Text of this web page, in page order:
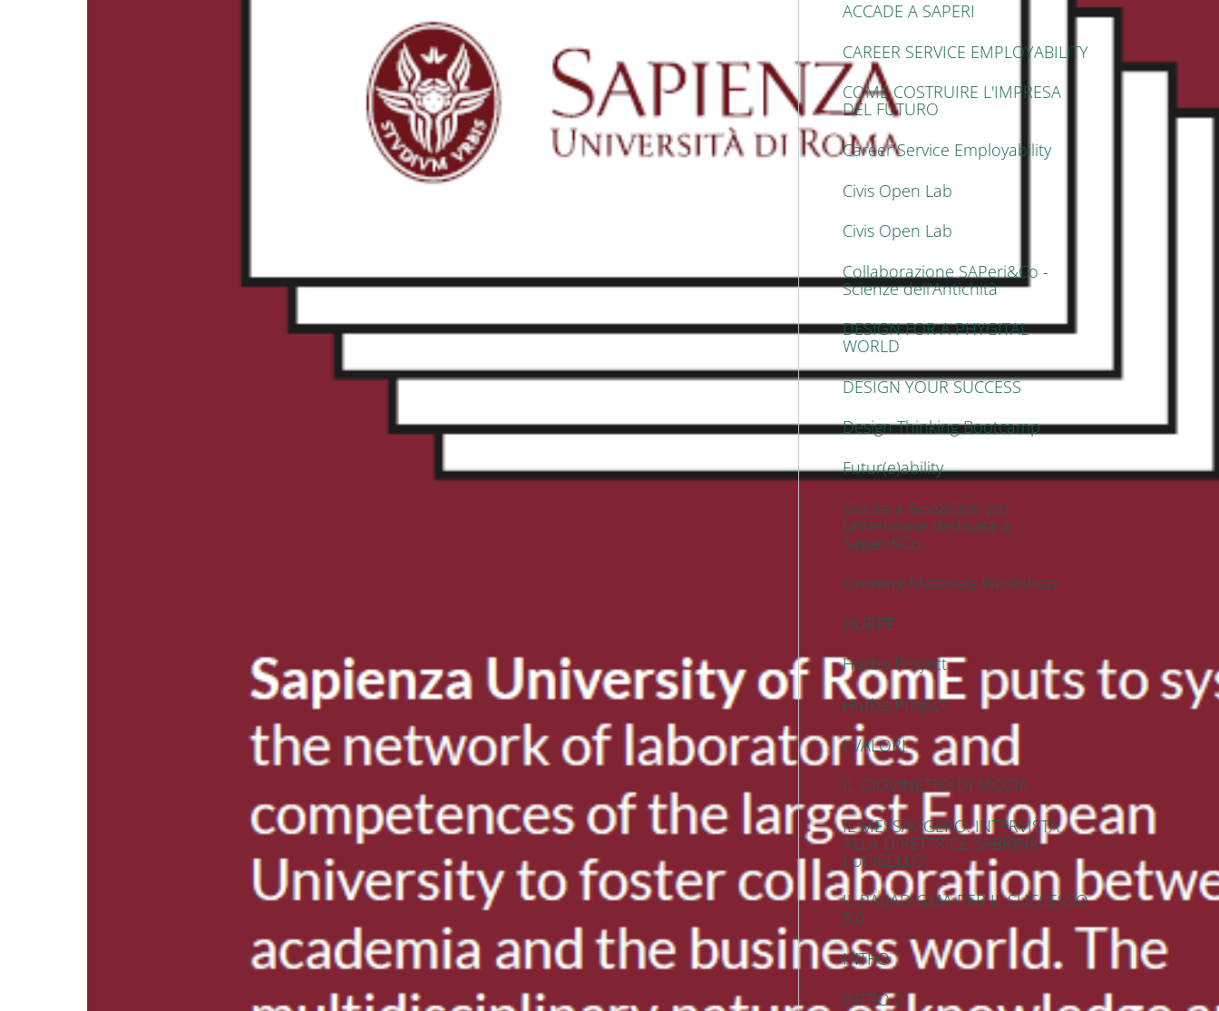
ACCADE A SAPERI
CAREER SERVICE EMPLOYABILITY
COME COSTRUIRE L'IMPRESA
DEL FUTURO
Career Service Employability
Civis Open Lab
Civis Open Lab
Collaborazione SAPeri&Co -
Scienze dell’Antichità
DESIGN FOR A PHYGITAL
WORLD
DESIGN YOUR SUCCESS
Design Thinking Bootcamp
Futur(e)ability
Grazie a Geo&Geo per
l’attenzione dedicata a
Saperi&Co
Growing Materials Workshop
HURBE
Hurbe Project
Hurbe Project
I VALORI
IL GIOVINETTO DI MOZIA
IL MESSAGGERO: INTERVISTA
ALLA DIRETTRICE SABRINA
LUCIBELLO
IL PARADIGMA PER IL SUCCESSO
5.0
INTRO 1
INTRO 2